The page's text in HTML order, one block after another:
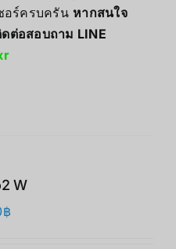
อร์ครบครัน หากสนใจ
ต่อสอบถาม LINE
W
฿